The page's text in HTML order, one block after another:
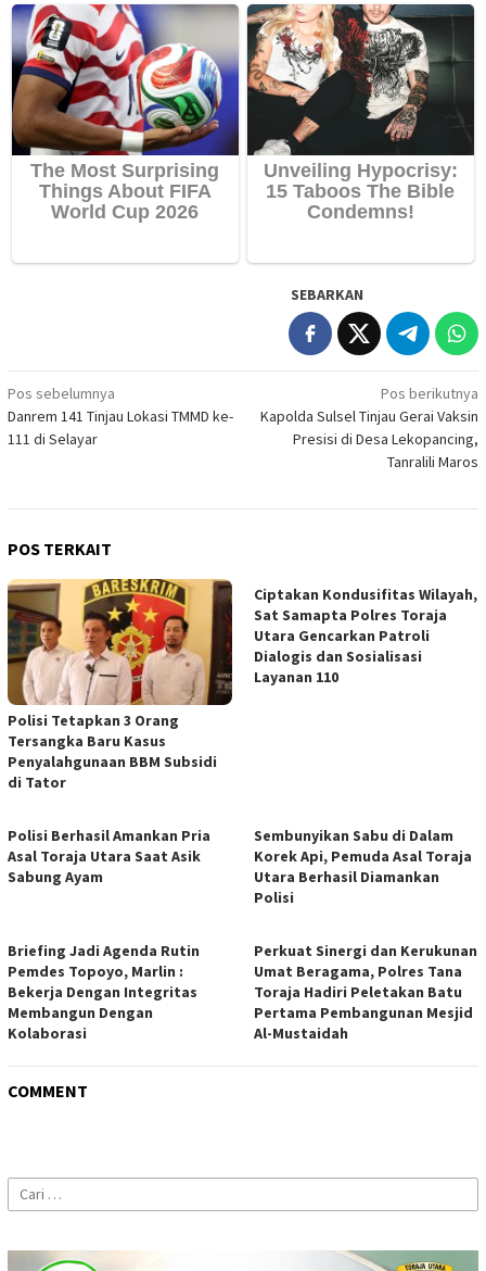
SEBARKAN
Navigasi
pos
Pos sebelumnya
Danrem 141 Tinjau Lokasi TMMD ke-
111 di Selayar
Pos berikutnya
Kapolda Sulsel Tinjau Gerai Vaksin
Presisi di Desa Lekopancing,
Tanralili Maros
POS TERKAIT
Polisi Tetapkan 3 Orang
Tersangka Baru Kasus
Penyalahgunaan BBM Subsidi
di Tator
Ciptakan Kondusifitas Wilayah,
Sat Samapta Polres Toraja
Utara Gencarkan Patroli
Dialogis dan Sosialisasi
Layanan 110
Polisi Berhasil Amankan Pria
Asal Toraja Utara Saat Asik
Sabung Ayam
Sembunyikan Sabu di Dalam
Korek Api, Pemuda Asal Toraja
Utara Berhasil Diamankan
Polisi
Briefing Jadi Agenda Rutin
Pemdes Topoyo, Marlin :
Bekerja Dengan Integritas
Membangun Dengan
Kolaborasi
Perkuat Sinergi dan Kerukunan
Umat Beragama, Polres Tana
Toraja Hadiri Peletakan Batu
Pertama Pembangunan Mesjid
Al-Mustaidah
COMMENT
Cari
untuk: